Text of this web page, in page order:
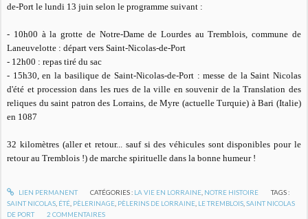
de-Port le lundi 13 juin selon le programme suivant :
- 10h00 à la grotte de Notre-Dame de Lourdes au Tremblois, commune de
Laneuvelotte : départ vers Saint-Nicolas-de-Port
- 12h00 : repas tiré du sac
- 15h30, en la basilique de Saint-Nicolas-de-Port : messe de la Saint Nicolas
d'été et procession dans les rues de la ville en souvenir de la Translation des
reliques du saint patron des Lorrains, de Myre (actuelle Turquie) à Bari (Italie)
en 1087
32 kilomètres (aller et retour... sauf si des véhicules sont disponibles pour le
retour au Tremblois !) de marche spirituelle dans la bonne humeur !
LIEN PERMANENT CATÉGORIES : LA VIE EN LORRAINE, NOTRE HISTOIRE
TAGS :
SAINT NICOLAS, ÉTÉ, PÈLERINAGE, PÈLERINS DE LORRAINE, LE TREMBLOIS,SAINT NICOLAS
DE PORT
2 COMMENTAIRES